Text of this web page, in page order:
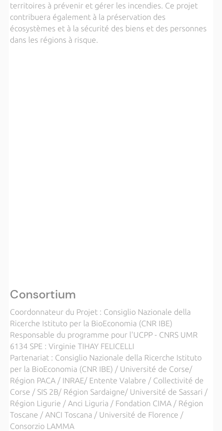
territoires à prévenir et gérer les incendies. Ce projet
contribuera également à la préservation des
écosystèmes et à la sécurité des biens et des personnes
dans les régions à risque.
Consortium
Coordonnateur du Projet : Consiglio Nazionale della
Ricerche Istituto per la BioEconomia (CNR IBE)
Responsable du programme pour l'UCPP - CNRS UMR
6134 SPE : Virginie TIHAY FELICELLI
Partenariat : Consiglio Nazionale della Ricerche Istituto
per la BioEconomia (CNR IBE) / Université de Corse/
Région PACA / INRAE/ Entente Valabre / Collectivité de
Corse / SIS 2B/ Région Sardaigne/ Université de Sassari /
Région Ligurie / Anci Liguria / Fondation CIMA / Région
Toscane / ANCI Toscana / Université de Florence /
Consorzio LAMMA